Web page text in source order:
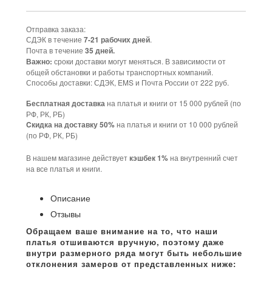
Отправка заказа:
СДЭК в течение 7-21 рабочих дней.
Почта в течение 35 дней.
Важно: сроки доставки могут меняться. В зависимости от
общей обстановки и работы транспортных компаний.
Способы доставки: СДЭК, EMS и Почта России от 222 руб.
Бесплатная доставкана платья и книги от 15 000 рублей (по
РФ, РК, РБ)
Cкидка на доставку 50% на платья и книги от 10 000 рублей
(по РФ, РК, РБ)
В нашем магазине действуеткэшбек 1% на внутренний счет
на все платья и книги.
Описание
Отзывы